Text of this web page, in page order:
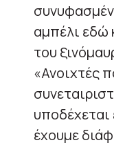
αμπέλι εδώ
του
«Ανοιχτές
υποδέχεται
έχουμε